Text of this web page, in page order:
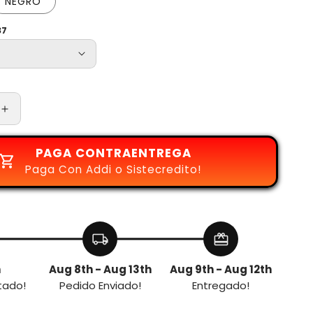
Aumentar
cantidad
BOTA
UNER
CHARGED
PAGA CONTRAENTREGA
Paga Con Addi o Sistecredito!
local_shipping
Aug 8th - Aug 13th
Pedido Enviado!
redeem
Aug 9th - Aug 12th
Entregado!